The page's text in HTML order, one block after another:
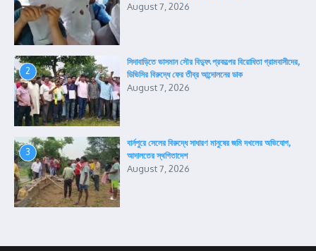
August 7, 2026
2
সিদাবাড়িতে ভাসমান সৌর বিদ্যুৎ প্রকল্পের বিরোধিতা গ্রামবাসীদের,
ডিভিসির বিরুদ্ধে ফের তীব্র আন্দোলনের ডাক
August 7, 2026
3
বার্নপুরে সেলের বিরুদ্ধে সাধারণ মানুষের জমি দখলের অভিযোগ,
আদালতের স্থগিতাদেশ
August 7, 2026